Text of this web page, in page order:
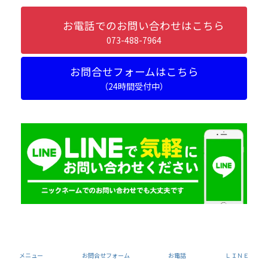
お電話でのお問い合わせはこちら
073-488-7964
お問合せフォームはこちら
（24時間受付中）
メニュー お問合せフォーム お電話 ＬＩＮＥ